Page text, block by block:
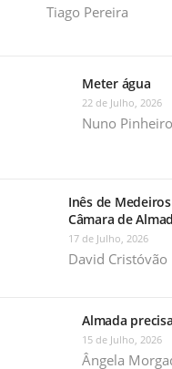
Tiago Pereira
Meter água
22 de Julho, 2026
Nuno Pinheiro
Inês de
Câmara de
17 de Julho, 2026
David Cristóvão
Almada
15 de Julho, 2026
Ângela